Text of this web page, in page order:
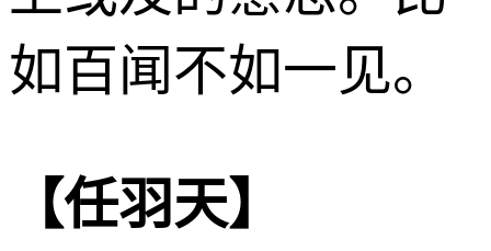
如百闻不如一见。
【任羽天】